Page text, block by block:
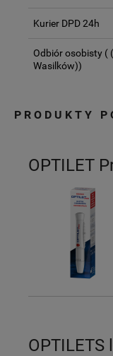
Kurier DPD 24h
Odbiór osobisty (
Wasilków))
PRODUKTY
OPTILET